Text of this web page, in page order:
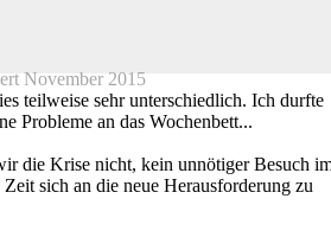
November 2015
teilweise sehr unterschiedlich. Ich durfte
Probleme an das Wochenbett...
die Krise nicht, kein unnötiger Besuch
sich an die neue Herausforderung zu